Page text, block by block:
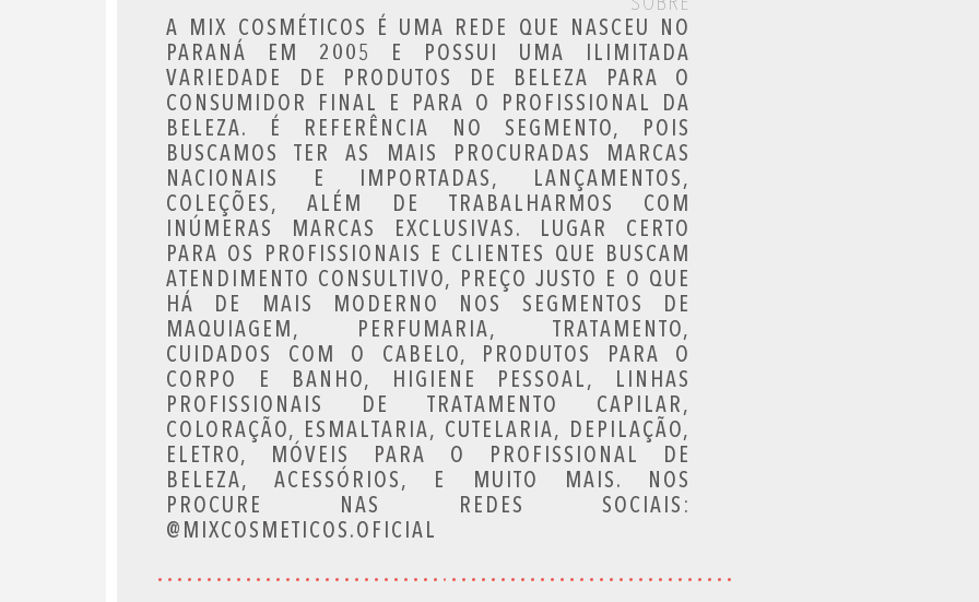
SOBRE
A MIX COSMÉTICOS É UMA REDE QUE NASCEU NO
PARANÁ EM 2005 E POSSUI UMA ILIMITADA
VARIEDADE DE PRODUTOS DE BELEZA PARA O
CONSUMIDOR FINAL E PARA O PROFISSIONAL DA
BELEZA. É REFERÊNCIA NO SEGMENTO, POIS
BUSCAMOS TER AS MAIS PROCURADAS MARCAS
NACIONAIS E IMPORTADAS, LANÇAMENTOS,
COLEÇÕES, ALÉM DE TRABALHARMOS COM
INÚMERAS MARCAS EXCLUSIVAS. LUGAR CERTO
PARA OS PROFISSIONAIS E CLIENTES QUE BUSCAM
ATENDIMENTO CONSULTIVO, PREÇO JUSTO E O QUE
HÁ DE MAIS MODERNO NOS SEGMENTOS DE
MAQUIAGEM, PERFUMARIA, TRATAMENTO,
CUIDADOS COM O CABELO, PRODUTOS PARA O
CORPO E BANHO, HIGIENE PESSOAL, LINHAS
PROFISSIONAIS DE TRATAMENTO CAPILAR,
COLORAÇÃO, ESMALTARIA, CUTELARIA, DEPILAÇÃO,
ELETRO, MÓVEIS PARA O PROFISSIONAL DE
BELEZA, ACESSÓRIOS, E MUITO MAIS. NOS
PROCURE NAS REDES SOCIAIS:
@MIXCOSMETICOS.OFICIAL